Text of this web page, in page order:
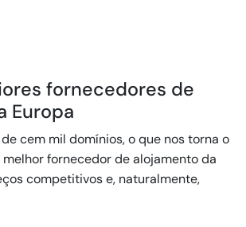
fornecedores de
Europa
cem mil domínios, o que nos torna o
fornecedor de alojamento da
competitivos e, naturalmente,